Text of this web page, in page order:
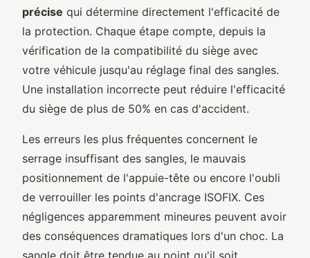
précise qui détermine directement l'efficacité de
la protection. Chaque étape compte, depuis la
vérification de la compatibilité du siège avec
votre véhicule jusqu'au réglage final des sangles.
Une installation incorrecte peut réduire l'efficacité
du siège de plus de 50% en cas d'accident.
Les erreurs les plus fréquentes concernent le
serrage insuffisant des sangles, le mauvais
positionnement de l'appuie-tête ou encore l'oubli
de verrouiller les points d'ancrage ISOFIX. Ces
négligences apparemment mineures peuvent avoir
des conséquences dramatiques lors d'un choc. La
sangle doit être tendue au point qu'il soit